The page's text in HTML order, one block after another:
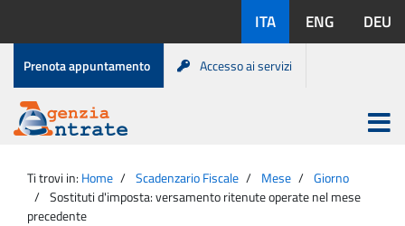
contenuto
disponibili:
ITA ENG DEU
Menu
di
servizio
Prenota appuntamento Accesso ai servizi
Agenzia
Entrate
Apri
menu
principale
Ti trovi in: Home Scadenzario Fiscale Mese
Giorno
Sostituti d'imposta: versamento ritenute operate nel mese
precedente